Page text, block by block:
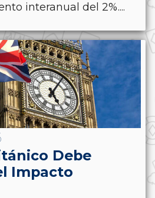
interanual del 2%....
Debe
Impacto